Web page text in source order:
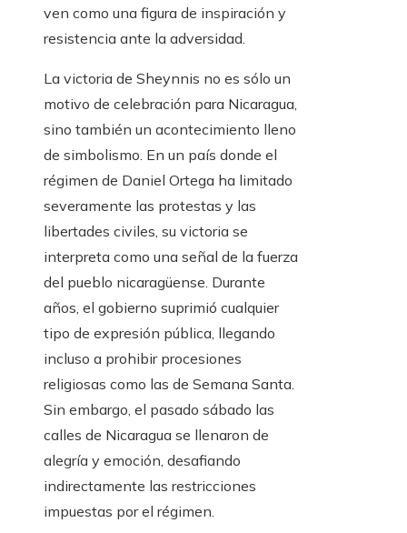
ven como una figura de inspiración y
resistencia ante la adversidad.
La victoria de Sheynnis no es sólo un
motivo de celebración para Nicaragua,
sino también un acontecimiento lleno
de simbolismo. En un país donde el
régimen de Daniel Ortega ha limitado
severamente las protestas y las
libertades civiles, su victoria se
interpreta como una señal de la fuerza
del pueblo nicaragüense. Durante
años, el gobierno suprimió cualquier
tipo de expresión pública, llegando
incluso a prohibir procesiones
religiosas como las de Semana Santa.
Sin embargo, el pasado sábado las
calles de Nicaragua se llenaron de
alegría y emoción, desafiando
indirectamente las restricciones
impuestas por el régimen.